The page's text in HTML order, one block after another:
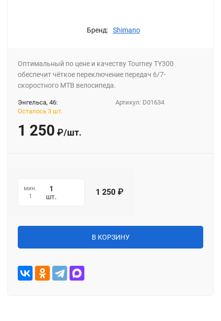
Бренд: Shimano
Оптимальный по цене и качеству Tourney TY300
обеспечит чёткое переключение передач 6/7-
скоростного MTB велосипеда.
Артикул: D01634
Энгельса, 46:
Осталось 3 шт.
1 250 ₽/шт.
мин.
1
шт. 1 250 ₽
В КОРЗИНУ